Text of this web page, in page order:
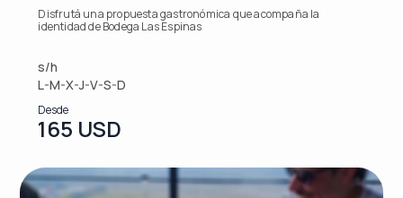
Disfrutá una propuesta gastronómica que acompaña la
identidad de Bodega Las Espinas
s/h
L-M-X-J-V-S-D
Desde
165 USD